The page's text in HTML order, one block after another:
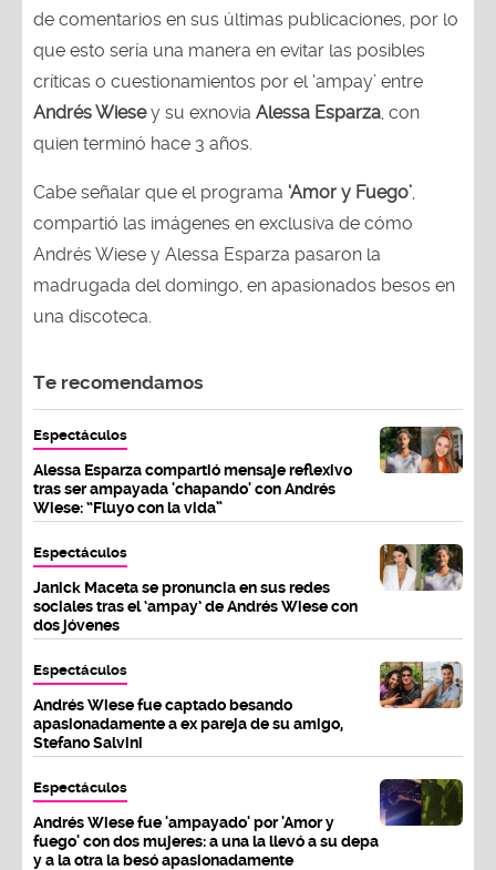
de comentarios en sus últimas publicaciones, por lo
que esto sería una manera en evitar las posibles
críticas o cuestionamientos por el ‘ampay’ entre
Andrés Wiesey su exnovia Alessa Esparza , con
quien terminó hace 3 años.
Cabe señalar que el programa ‘Amor y Fuego’
compartió las imágenes en exclusiva de cómo
Andrés Wiese y Alessa Esparza pasaron la
madrugada del domingo, en apasionados besos en
una discoteca.
Te recomendamos
Espectáculos
Alessa Esparza compartió mensaje reflexivo
tras ser ampayada 'chapando' con Andrés
Wiese: “Fluyo con la vida”
Espectáculos
Janick Maceta se pronuncia en sus redes
sociales tras el ‘ampay’ de Andrés Wiese con
dos jóvenes
Espectáculos
Andrés Wiese fue captado besando
apasionadamente a ex pareja de su amigo,
Stefano Salvini
Espectáculos
Andrés Wiese fue 'ampayado' por 'Amor y
fuego' con dos mujeres: a una la llevó a su depa
y a la otra la besó apasionadamente